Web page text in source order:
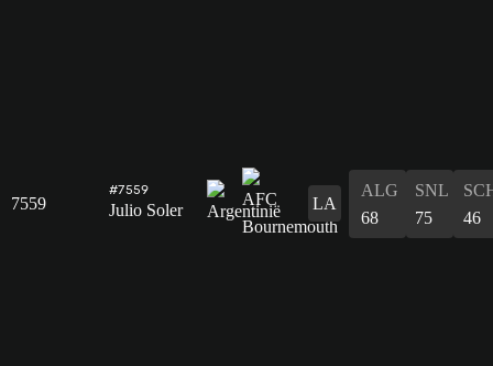
7559
#7559
Julio Soler LA
ALG
68
SNL
75
46